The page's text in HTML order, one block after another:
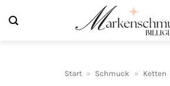
Inhalt
Start » Schmuck » Ketten